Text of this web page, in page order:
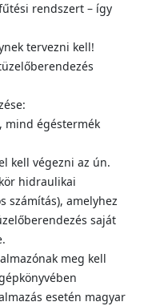
rendszert – így
tervezni kell!
mind égéstermék
kell végezni az ún.
hidraulikai
számítás), amelyhez
saját
meg kell
esetén magyar